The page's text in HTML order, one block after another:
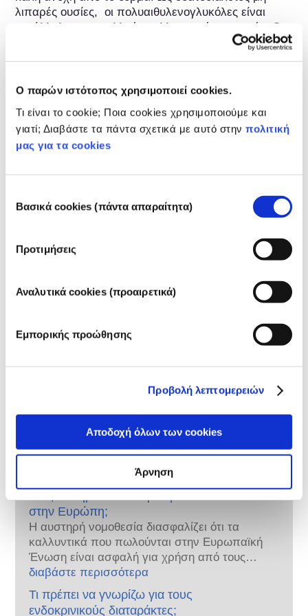
Ο παρών ιστότοπος χρησιμοποιεί cookies.
Τι είναι το cookie; Ποια cookies χρησιμοποιούμε και
γιατί; Διαβάστε τα πάντα σχετικά με αυτό στην πολιτική
μας για τα cookies
συγκατάθεσης
Βασικά cookies (πάντα απαραίτητα)
Προτιμήσεις
Αναλυτικά cookies (προαιρετικά)
Εμπορικής προώθησης
Προβολή λεπτομερειών
Αποδοχή όλων των cookies
Άρνηση
λιπαρές ουσίες,  οι πολυαιθυλενογλυκόλες είναι
κατάλληλες για πολλούς καλλυντικούς σκοπούς. Οι
υγρές PEG χρησιμεύουν, π.χ., ως υποκατάστατο της
διαλύτες.
Πληροφορίες για την ασφαλή χρήση
Claudia Fruijtier-Pölloth: Safety assessment on
used in cosmetic products. In: "Toxicology" (2005),
No. 214, P. 1-38. Publisher: Elsevier Ireland Ltd.
Ουσίες περιποίησης μαλλιών / Μαλακτικά
Ρύθμιση των καλλυντικών προϊόντων
Παρακαλούμε σημειώστε ότι μπορεί να ισχύουν
διαφορετικές ρυθμίσεις για τα συστατικά
Γνωρίστε τα καλλυντικά
σας
στην Ευρώπη;
Η αυστηρή νομοθεσία διασφαλίζει ότι τα
καλλυντικά που πωλούνται στην Ευρωπαϊκή
Ένωση είναι ασφαλή για χρήση από τους
ανθρώπους. Οι εταιρείες και οι εθνικές και
ευρωπαϊκές ρυθμιστικές αρχές μοιράζονται
την ευθύνη για την ασφάλεια των
διαβάστε περισσότερα
Τι πρέπει να γνωρίζω για τους
ενδοκρινικούς διαταράκτες;